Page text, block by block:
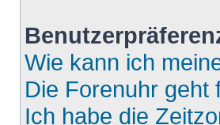
Wie kann ich
Die Forenuhr geht
Ich habe die